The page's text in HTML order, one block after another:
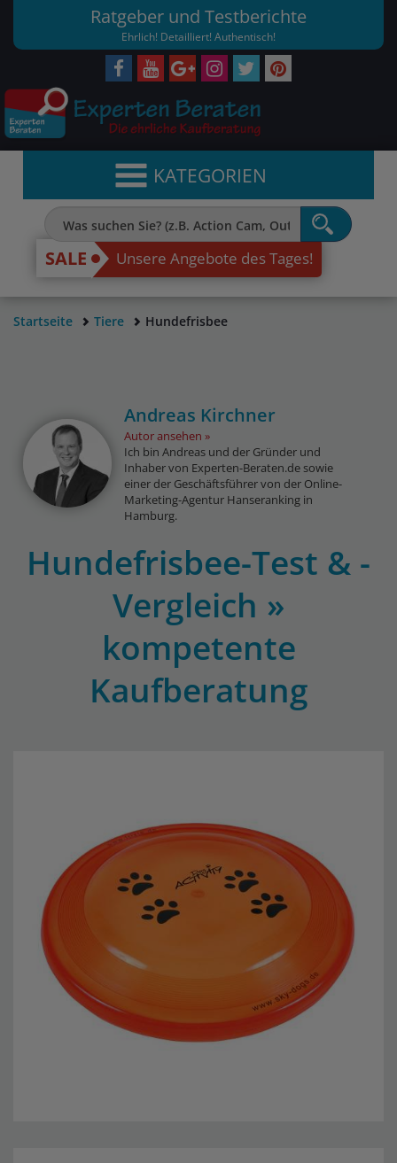
Ratgeber und Testberichte
Ehrlich! Detailliert! Authentisch!
KATEGORIEN
SALE Unsere Angebote des Tages!
Startseite Tiere Hundefrisbee
Andreas Kirchner
Autor ansehen
Ich bin Andreas und der Gründer und
Inhaber von Experten-Beraten.de sowie
einer der Geschäftsführer von der Online-
Marketing-Agentur Hanseranking in
Hamburg.
Hundefrisbee-Test & -
Vergleich »
kompetente
Kaufberatung